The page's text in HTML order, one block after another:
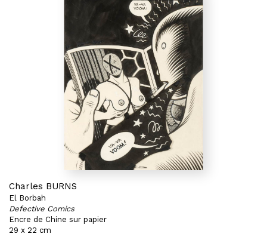
Charles BURNS
El Borbah
Defective Comics
Encre de Chine sur papier
29 x 22 cm